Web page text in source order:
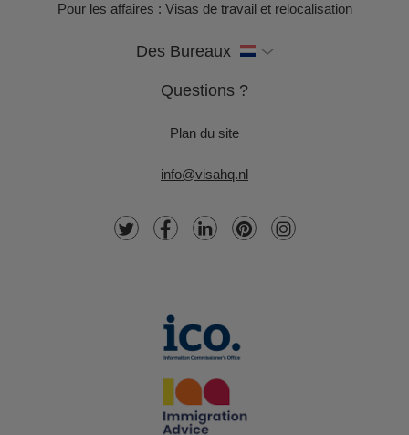
Pour les affaires : Visas de travail et relocalisation
Des Bureaux
Questions ?
Plan du site
info@visahq.nl